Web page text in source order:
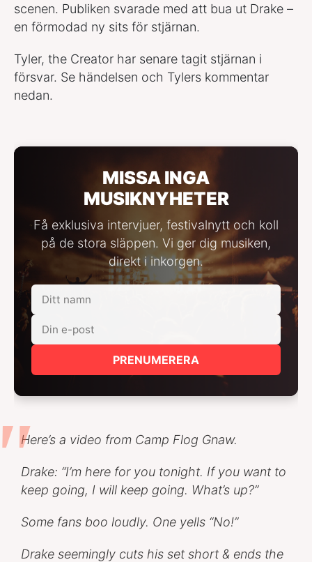
scenen. Publiken svarade med att bua ut Drake –
en förmodad ny sits för stjärnan.
Tyler, the Creator har senare tagit stjärnan i
försvar. Se händelsen och Tylers kommentar
nedan.
MISSA INGA
MUSIKNYHETER
Få exklusiva intervjuer, festivalnytt och koll
på de stora släppen. Vi ger dig musiken,
direkt i inkorgen.
PRENUMERERA
Here’s a video from Camp Flog Gnaw.
Drake: “I’m here for you tonight. If you want to
keep going, I will keep going. What’s up?”
Some fans boo loudly. One yells “No!”
Drake seemingly cuts his set short & ends the